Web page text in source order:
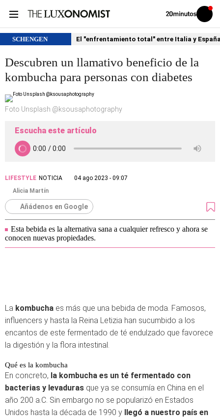
Volver
Iniciar
sesión
SCHENGEN El "enfrentamiento total" entre Italia y
Descubren un llamativo beneficio de la
kombucha para personas con diabetes
Foto Unsplash @ksousaphotography
Escucha este artículo
LIFESTYLE NOTICIA
04 ago 2023 - 09:07
Alicia Martín
Añádenos en Google
Esta bebida es la alternativa sana a cualquier refresco y ahora se
conocen nuevas propiedades.
La kombucha es más que una bebida de moda. Famosos,
influencers y hasta la Reina Letizia han sucumbido a los
encantos de este fermentado de té endulzado que favorece
la digestión y la flora intestinal.
Qué es la kombucha
En concreto, la kombucha es un té fermentado con
bacterias y levaduras que ya se consumía en China en el
año 200 a.C. Sin embargo no se popularizó en Estados
Unidos hasta la década de 1990 y llegó a nuestro país en